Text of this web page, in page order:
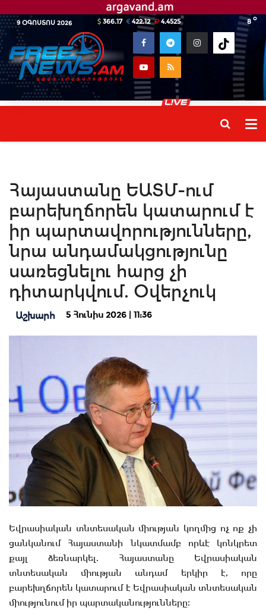
9 ՕԳՈՍՏՈՍ 2026 8 o
366.17 422.12 4.4525
Հայաստանը ԵԱՏՄ-ում
բարեխղճորեն կատարում է
իր պարտավորությունները,
նրա անդամակցությունը
սառեցնելու հարց չի
դիտարկվում. Օվերչուկ
Աշխարհ 5 Հունիս 2026 | 11:36
Եվրասիական տնտեսական միության կողմից ոչ ոք չի
ցանկանում Հայաստանի նկատմամբ որևէ կոնկրետ
քայլ ձեռնարկել. Հայաստանը Եվրասիական
տնտեսական միության անդամ երկիր է, որը
բարեխղճորեն կատարում է Եվրասիական տնտեսական
միությունում իր պարտականությունները։